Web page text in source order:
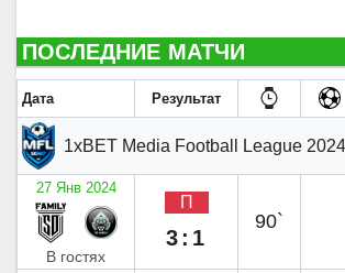
ПОСЛЕДНИЕ МАТЧИ
Дата Результат
1xBET Media Football League 2024
27 Янв 2024
В гостях
П
3:1
90`